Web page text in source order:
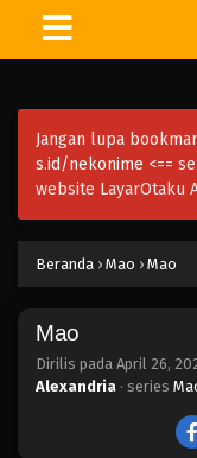
Jangan lupa
s.id/nekonime <==
website LayarOtaku
Beranda › Mao › Mao
Mao
Dirilis pada April 26,
Alexandria · series